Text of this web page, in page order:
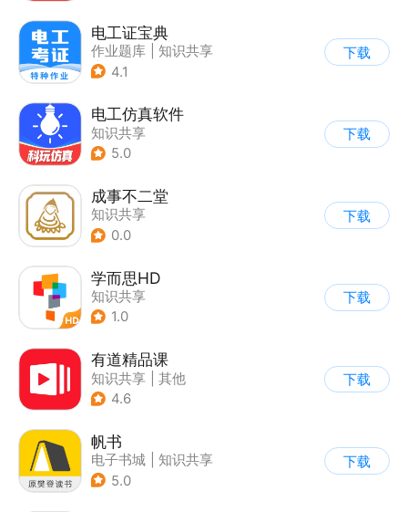
电工证宝典
作业题库
知识共享
| 其他
4.1
下载
电工仿真软件
知识共享
5.0
下载
成事不二堂
知识共享
0.0
下载
学而思HD
知识共享
1.0
下载
有道精品课
知识共享
其他
4.6
下载
帆书
电子书城
知识共享
5.0
下载